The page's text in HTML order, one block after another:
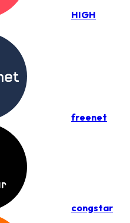
HIGH
freenet
congstar